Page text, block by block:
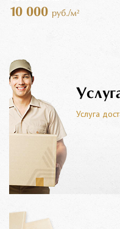
10 000 руб./м²
Услуга